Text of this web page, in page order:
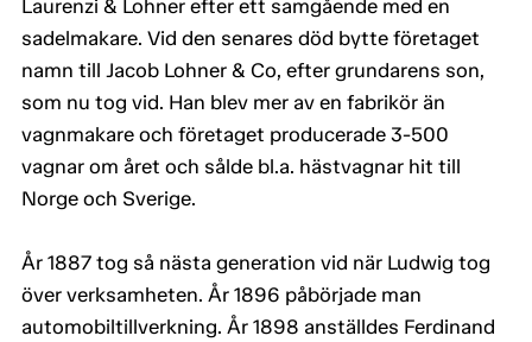
Laurenzi & Lohner efter ett samgående med en
sadelmakare. Vid den senares död bytte företaget
namn till Jacob Lohner & Co, efter grundarens son,
som nu tog vid. Han blev mer av en fabrikör än
vagnmakare och företaget producerade 3-500
vagnar om året och sålde bl.a. hästvagnar hit till
Norge och Sverige.
År 1887 tog så nästa generation vid när Ludwig tog
över verksamheten. År 1896 påbörjade man
automobiltillverkning. År 1898 anställdes Ferdinand